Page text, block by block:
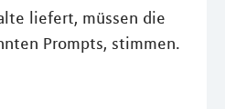
liefert, müssen die
Prompts, stimmen.